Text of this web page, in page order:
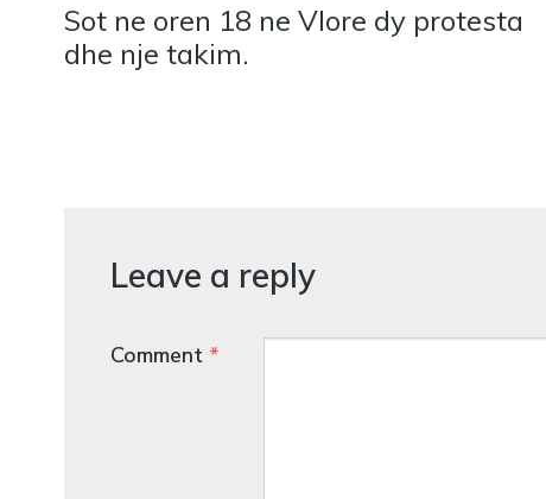
Sot ne oren 18 ne Vlore dy protesta
dhe nje takim.
Leave a reply
Comment *